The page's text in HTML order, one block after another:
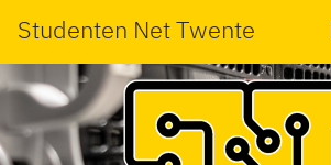
Studenten Net Twente